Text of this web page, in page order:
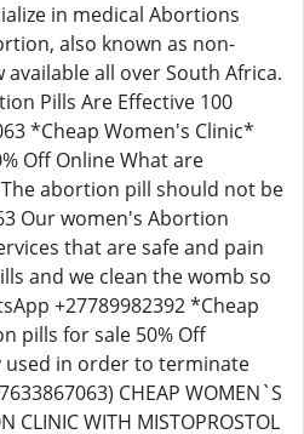
in medical Abortions
also known as non-
all over South Africa.
Pills Are Effective 100
*Cheap Women's Clinic*
Off Online What are
abortion pill should not be
Our women's Abortion
that are safe and pain
and we clean the womb so
+27789982392 *Cheap
pills for sale 50% Off
in order to terminate
CHEAP WOMEN`S
CLINIC WITH MISTOPROSTOL